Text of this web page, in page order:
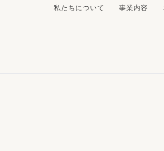
私たちについて 事業内容